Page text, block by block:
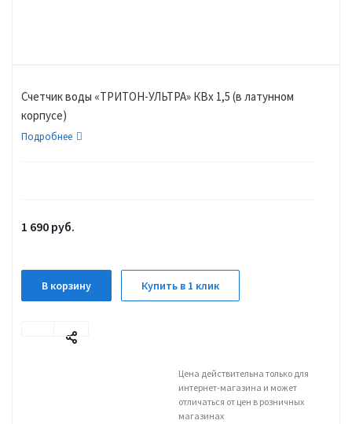
Счетчик воды «ТРИТОН-УЛЬТРА» КВх 1,5 (в латунном
корпусе)
Подробнее
1 690 руб.
В корзину Купить в 1 клик
Цена действительна только для
интернет-магазина и может
отличаться от цен в розничных
магазинах